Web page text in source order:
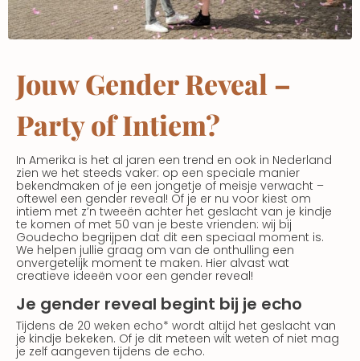
Jouw Gender Reveal –
Party of Intiem?
In Amerika is het al jaren een trend en ook in Nederland
zien we het steeds vaker: op een speciale manier
bekendmaken of je een jongetje of meisje verwacht –
oftewel een gender reveal! Of je er nu voor kiest om
intiem met z’n tweeën achter het geslacht van je kindje
te komen of met 50 van je beste vrienden: wij bij
Goudecho begrijpen dat dit een speciaal moment is.
We helpen jullie graag om van de onthulling een
onvergetelijk moment te maken. Hier alvast wat
creatieve ideeën voor een gender reveal!
Je gender reveal begint bij je echo
Tijdens de 20 weken echo* wordt altijd het geslacht van
je kindje bekeken. Of je dit meteen wilt weten of niet mag
je zelf aangeven tijdens de echo.